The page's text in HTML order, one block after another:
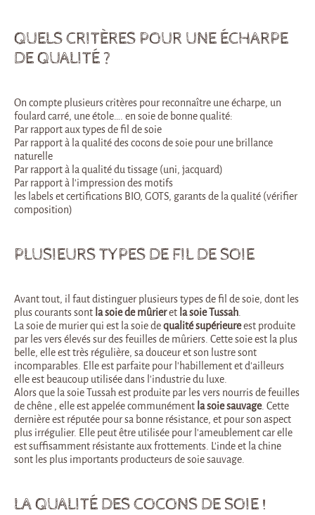
QUELS CRITÈRES POUR UNE ÉCHARPE
DE QUALITÉ ?
On compte plusieurs critères pour reconnaître une écharpe, un
foulard carré, une étole…. en soie de bonne qualité:
Par rapport aux types de fil de soie
Par rapport à la qualité des cocons de soie pour une brillance
naturelle
Par rapport à la qualité du tissage (uni, jacquard)
Par rapport à l’impression des motifs
les labels et certifications BIO, GOTS, garants de la qualité (vérifier
composition)
PLUSIEURS TYPES DE FIL DE SOIE
Avant tout, il faut distinguer plusieurs types de fil de soie, dont les
plus courants sont la soie de mûrieret la soie Tussah.
La soie de murier qui est la soie dequalité supérieureest produite
par les vers élevés sur des feuilles de mûriers. Cette soie est la plus
belle, elle est très régulière, sa douceur et son lustre sont
incomparables. Elle est parfaite pour l’habillement et d’ailleurs
elle est beaucoup utilisée dans l’industrie du luxe.
Alors que la soie Tussah est produite par les vers nourris de feuilles
de chêne , elle est appelée communément la soie sauvage. Cette
dernière est réputée pour sa bonne résistance, et pour son aspect
plus irrégulier. Elle peut être utilisée pour l’ameublement car elle
est suffisamment résistante aux frottements. L’inde et la chine
sont les plus importants producteurs de soie sauvage.
LA QUALITÉ DES COCONS DE SOIE !